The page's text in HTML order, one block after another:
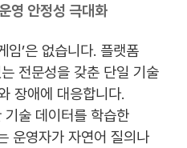
영 안정성 극대화
임’은 없습니다. 플랫폼
전문성을 갖춘 단일 기술
장애에 대응합니다.
술 데이터를 학습한
운영자가 자연어 질의나